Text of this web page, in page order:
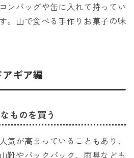
ンバッグや缶に入れて持ってい
。山で食べる手作りお菓子の味
ギア編
ものを買う
気が高まっていることもあり、
靴やバックパック、雨具なども